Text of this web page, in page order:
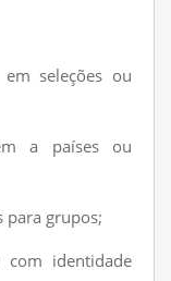
seleções ou
a países ou
para grupos;
identidade